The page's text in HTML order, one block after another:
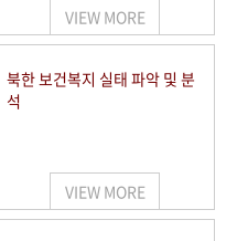
VIEW MORE
북한 보건복지 실태 파악 및 분
석
VIEW MORE